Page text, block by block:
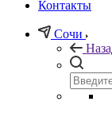
Контакты
Сочи